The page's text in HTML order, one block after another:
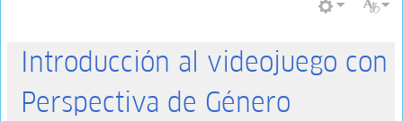
Introducción al videojuego con
Perspectiva de Género